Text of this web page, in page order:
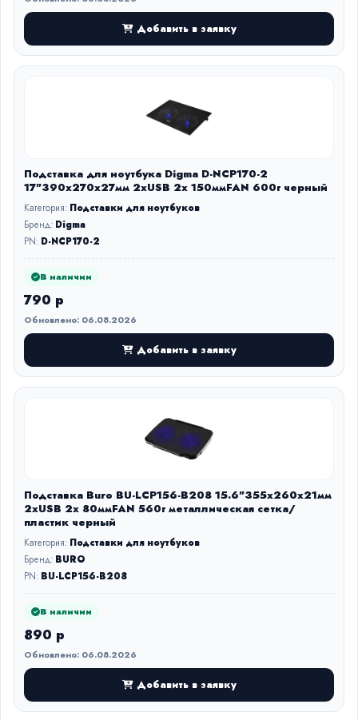
Добавить в заявку
Подставка для ноутбука Digma D-NCP170-2
17"390x270x27мм 2xUSB 2x 150ммFAN 600г черный
Категория: Подставки для ноутбуков
Бренд: Digma
PN: D-NCP170-2
В наличии
790 р
Обновлено: 06.08.2026
Добавить в заявку
Подставка Buro BU-LCP156-B208 15.6"355x260x21мм
2xUSB 2x 80ммFAN 560г металлическая сетка/
пластик черный
Категория: Подставки для ноутбуков
Бренд: BURO
PN: BU-LCP156-B208
В наличии
890 р
Обновлено: 06.08.2026
Добавить в заявку